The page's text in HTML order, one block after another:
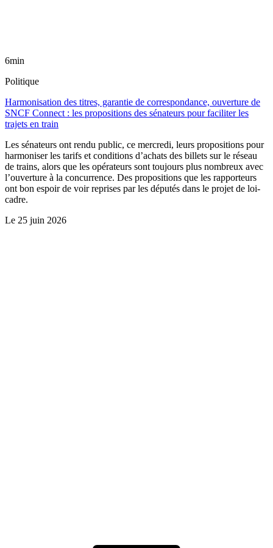
6min
Politique
Harmonisation des titres, garantie de correspondance, ouverture de
SNCF Connect : les propositions des sénateurs pour faciliter les
trajets en train
Les sénateurs ont rendu public, ce mercredi, leurs propositions pour
harmoniser les tarifs et conditions d’achats des billets sur le réseau
de trains, alors que les opérateurs sont toujours plus nombreux avec
l’ouverture à la concurrence. Des propositions que les rapporteurs
ont bon espoir de voir reprises par les députés dans le projet de loi-
cadre.
Le 25 juin 2026